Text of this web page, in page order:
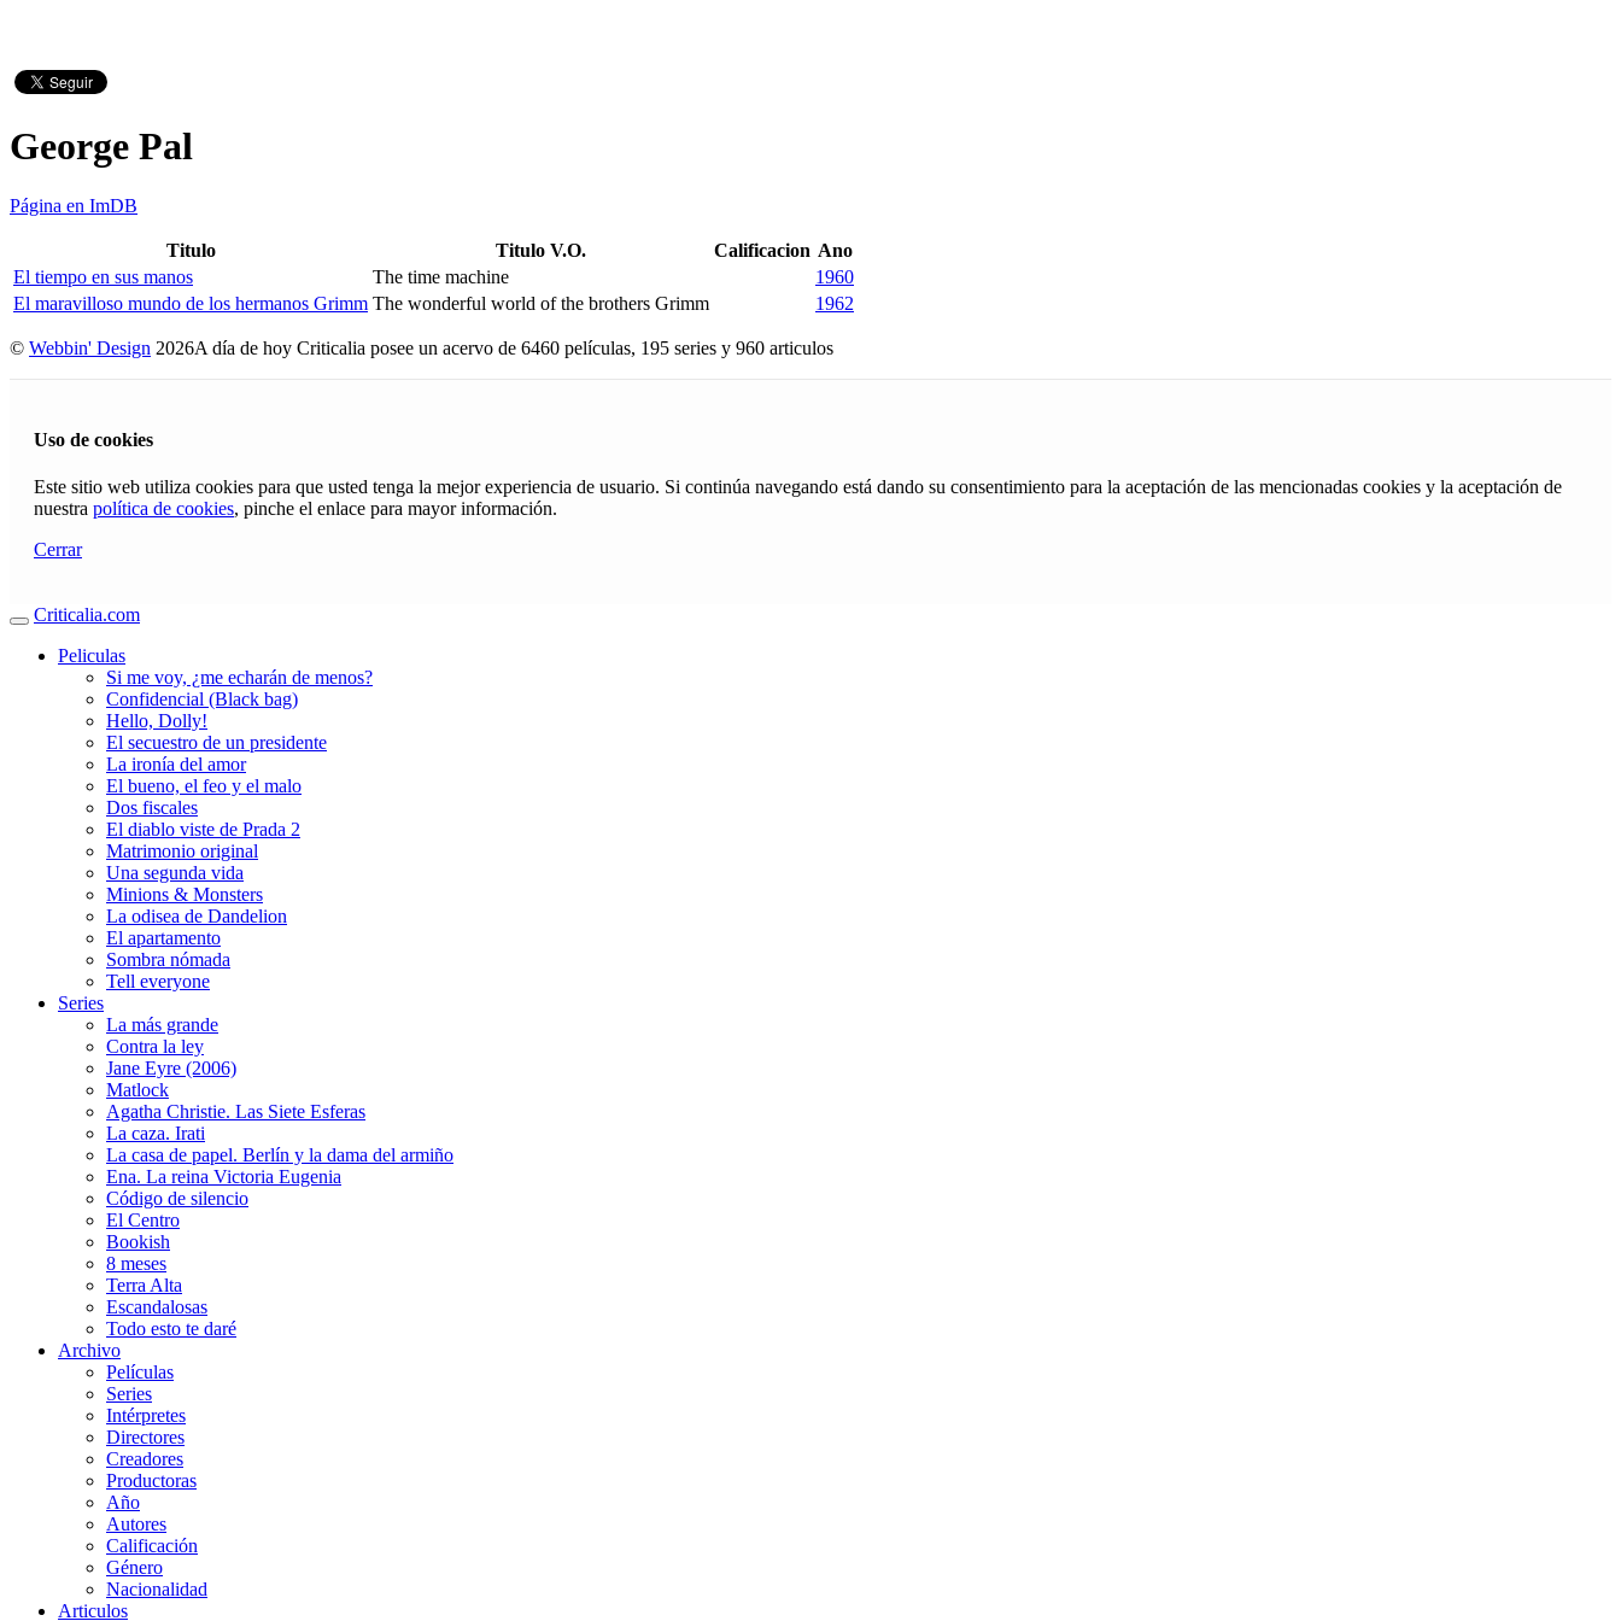
George Pal
Página en ImDB
Titulo Titulo V.O. Calificacion Ano
El tiempo en sus manos
The time machine
1960
El maravilloso mundo de los hermanos Grimm The wonderful world of the brothers Grimm 1962
© Webbin' Design 2026A día de hoy Criticalia posee un acervo de 6460 películas, 195 series y 960 articulos
Uso de cookies
Este sitio web utiliza cookies para que usted tenga la mejor experiencia de usuario. Si continúa navegando está dando su consentimiento para la aceptación de las mencionadas cookies y la aceptación de
nuestra política de cookies, pinche el enlace para mayor información.
Cerrar
Criticalia.com
Peliculas
Si me voy, ¿me echarán de menos?
Confidencial (Black bag)
Hello, Dolly!
El secuestro de un presidente
La ironía del amor
El bueno, el feo y el malo
Dos fiscales
El diablo viste de Prada 2
Matrimonio original
Una segunda vida
Minions & Monsters
La odisea de Dandelion
El apartamento
Sombra nómada
Tell everyone
Series
La más grande
Contra la ley
Jane Eyre (2006)
Matlock
Agatha Christie. Las Siete Esferas
La caza. Irati
La casa de papel. Berlín y la dama del armiño
Ena. La reina Victoria Eugenia
Código de silencio
El Centro
Bookish
8 meses
Terra Alta
Escandalosas
Todo esto te daré
Archivo
Películas
Series
Intérpretes
Directores
Creadores
Productoras
Año
Autores
Calificación
Género
Nacionalidad
Articulos